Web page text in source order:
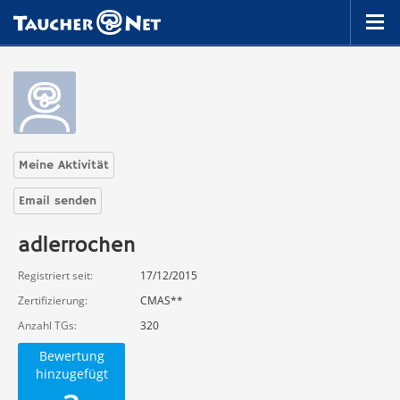
Meine Aktivität
Email senden
adlerrochen
Registriert seit
17/12/2015
Zertifizierung
CMAS**
Anzahl TGs
320
Bewertung
hinzugefügt